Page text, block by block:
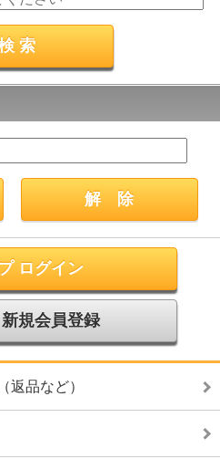
ログイン
規会員登録
返品など）